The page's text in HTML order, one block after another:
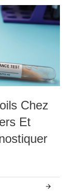
Chez
Et